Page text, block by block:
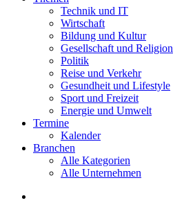
Technik und IT
Wirtschaft
Bildung und Kultur
Gesellschaft und Religion
Politik
Reise und Verkehr
Gesundheit und Lifestyle
Sport und Freizeit
Energie und Umwelt
Termine
Kalender
Branchen
Alle Kategorien
Alle Unternehmen